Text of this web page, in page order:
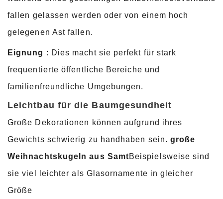
fallen gelassen werden oder von einem hoch
gelegenen Ast fallen.
Eignung : Dies macht sie perfekt für stark
frequentierte öffentliche Bereiche und
familienfreundliche Umgebungen.
Leichtbau für die Baumgesundheit
Große Dekorationen können aufgrund ihres
Gewichts schwierig zu handhaben sein.große
Weihnachtskugeln aus SamtBeispielsweise sind
sie viel leichter als Glasornamente in gleicher
Größe